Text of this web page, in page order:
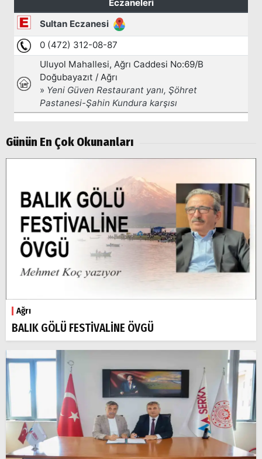
Günün En Çok Okunanları
Ağrı
BALIK GÖLÜ FESTİVALİNE ÖVGÜ
Popüler
Aramalar:
Ağrı
Doğubayazıt